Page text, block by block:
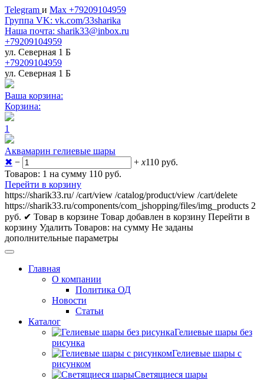
Telegram и Max +79209104959
Группа VK: vk.com/33sharika
Наша почта: sharik33@inbox.ru
+79209104959
ул. Северная 1 Б
+79209104959
ул. Северная 1 Б
Ваша корзина:
Корзина:
1
Аквамарин гелиевые шары
✖ − + x110 руб.
Товаров: 1 на сумму 110 руб.
Перейти в корзину
https://sharik33.ru/ /cart/view /catalog/product/view /cart/delete
https://sharik33.ru/components/com_jshopping/files/img_products 2
руб. ✔ Товар в корзине Товар добавлен в корзину Перейти в
корзину Удалить Товаров: на сумму Не заданы
дополнительные параметры
Главная
О компании
Политика ОД
Новости
Статьи
Каталог
Гелиевые шары без
рисунка
Гелиевые шары с
рисунком
Светящиеся шары